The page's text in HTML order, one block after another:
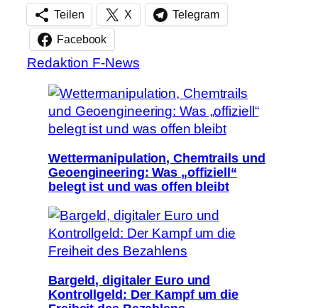
Teilen X Telegram
Facebook
Redaktion F-News
Wettermanipulation, Chemtrails und
Geoengineering: Was „offiziell“
belegt ist und was offen bleibt
Bargeld, digitaler Euro und
Kontrollgeld: Der Kampf um die